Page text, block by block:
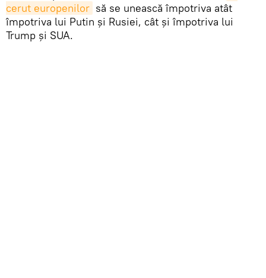
cerut europenilor să se unească împotriva atât
împotriva lui Putin și Rusiei, cât și împotriva lui
Trump și SUA.